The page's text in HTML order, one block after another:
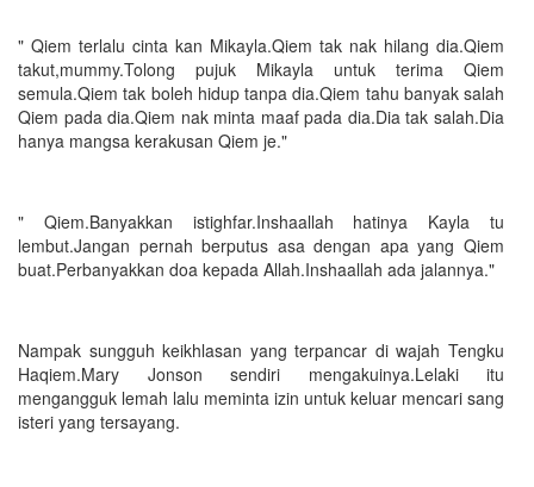
" Qiem terlalu cinta kan Mikayla.Qiem tak nak hilang dia.Qiem
takut,mummy.Tolong pujuk Mikayla untuk terima Qiem
semula.Qiem tak boleh hidup tanpa dia.Qiem tahu banyak salah
Qiem pada dia.Qiem nak minta maaf pada dia.Dia tak salah.Dia
hanya mangsa kerakusan Qiem je."
" Qiem.Banyakkan istighfar.Inshaallah hatinya Kayla tu
lembut.Jangan pernah berputus asa dengan apa yang Qiem
buat.Perbanyakkan doa kepada Allah.Inshaallah ada jalannya."
Nampak sungguh keikhlasan yang terpancar di wajah Tengku
Haqiem.Mary Jonson sendiri mengakuinya.Lelaki itu
mengangguk lemah lalu meminta izin untuk keluar mencari sang
isteri yang tersayang.